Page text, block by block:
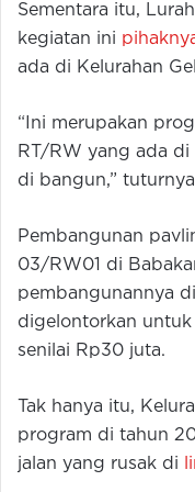
Sementara itu,
kegiatan ini
ada di Kelurahan
“Ini merupakan
RT/RW yang ada di
di bangun,”
Pembangunan
03/RW01 di
pembangunannya
digelontorkan
senilai Rp30 juta.
Tak hanya itu,
program di tahun
jalan yang rusak di